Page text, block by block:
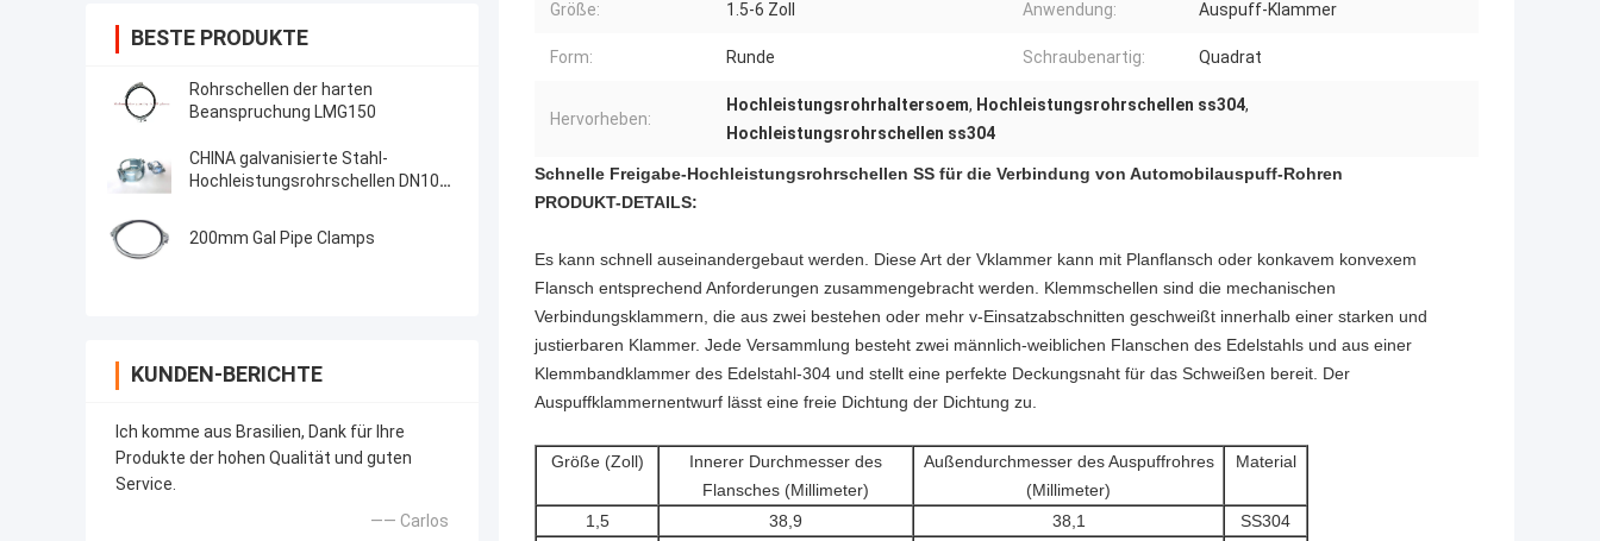
BESTE PRODUKTE
Rohrschellen der harten
Beanspruchung LMG150
CHINA galvanisierte Stahl-
Hochleistungsrohrschellen DN100
200mm Gal Pipe Clamps
KUNDEN-BERICHTE
Ich komme aus Brasilien, Dank für Ihre
Produkte der hohen Qualität und guten
Service.
—— Carlos
Größe: 1.5-6 Zoll Anwendung: Auspuff-Klammer
Form: Runde Schraubenartig: Quadrat
Hervorheben:
Hochleistungsrohrhaltersoem, Hochleistungsrohrschellen ss304,
Hochleistungsrohrschellen ss304
Schnelle Freigabe-Hochleistungsrohrschellen SS für die Verbindung von Automobilauspuff-Rohren
PRODUKT-DETAILS:
Es kann schnell auseinandergebaut werden. Diese Art der Vklammer kann mit Planflansch oder konkavem konvexem
Flansch entsprechend Anforderungen zusammengebracht werden. Klemmschellen sind die mechanischen
Verbindungsklammern, die aus zwei bestehen oder mehr v-Einsatzabschnitten geschweißt innerhalb einer starken und
justierbaren Klammer. Jede Versammlung besteht zwei männlich-weiblichen Flanschen des Edelstahls und aus einer
Klemmbandklammer des Edelstahl-304 und stellt eine perfekte Deckungsnaht für das Schweißen bereit. Der
Auspuffklammernentwurf lässt eine freie Dichtung der Dichtung zu.
Größe (Zoll)
Innerer Durchmesser des
Flansches (Millimeter)
Außendurchmesser des Auspuffrohres
(Millimeter)
Material
1,5 38,9 38,1
SS304